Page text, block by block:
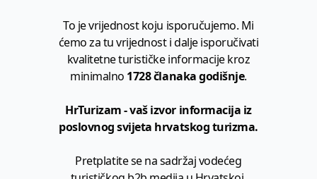
To je vrijednost koju isporučujemo. Mi
ćemo za tu vrijednost i dalje isporučivati
kvalitetne turističke informacije kroz
minimalno 1728 članaka godišnje.
HrTurizam - vaš izvor informacija iz
poslovnog svijeta hrvatskog turizma.
Pretplatite se na sadržaj vodećeg